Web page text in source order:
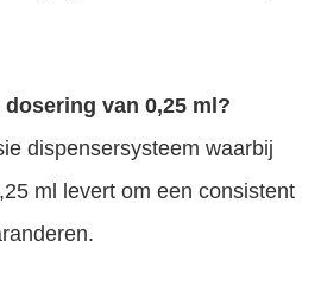
van 0,25 ml?
dispensersysteem waarbij
ml levert om een consistent